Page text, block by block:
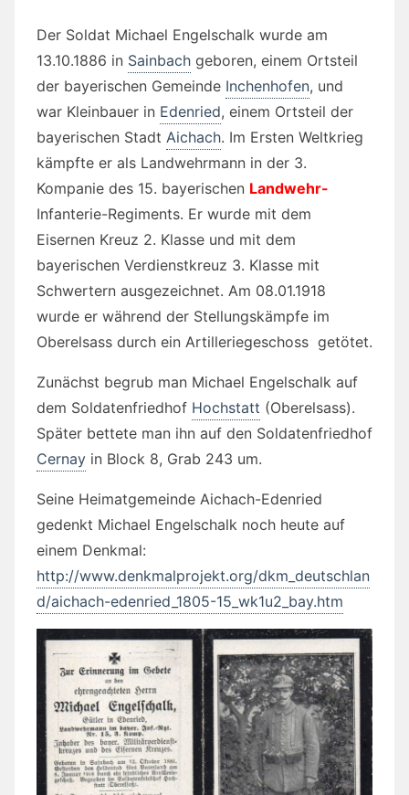
Der Soldat Michael Engelschalk wurde am
13.10.1886 in Sainbach geboren, einem Ortsteil
der bayerischen Gemeinde Inchenhofen, und
war Kleinbauer in Edenried, einem Ortsteil der
bayerischen Stadt Aichach. Im Ersten Weltkrieg
kämpfte er als Landwehrmann in der 3.
Kompanie des 15. bayerischen Landwehr-
Infanterie-Regiments. Er wurde mit dem
Eisernen Kreuz 2. Klasse und mit dem
bayerischen Verdienstkreuz 3. Klasse mit
Schwertern ausgezeichnet. Am 08.01.1918
wurde er während der Stellungskämpfe im
Oberelsass durch ein Artilleriegeschoss getötet.
Zunächst begrub man Michael Engelschalk auf
dem Soldatenfriedhof Hochstatt (Oberelsass).
Später bettete man ihn auf den Soldatenfriedhof
Cernay in Block 8, Grab 243 um.
Seine Heimatgemeinde Aichach-Edenried
gedenkt Michael Engelschalk noch heute auf
einem Denkmal:
http://www.denkmalprojekt.org/dkm_deutschlan
d/aichach-edenried_1805-15_wk1u2_bay.htm